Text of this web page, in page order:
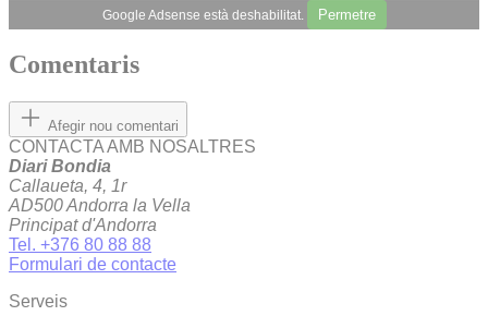
Google Adsense està deshabilitat. Permetre
Comentaris
Afegir nou comentari
CONTACTA AMB NOSALTRES
Diari Bondia
Callaueta, 4, 1r
AD500 Andorra la Vella
Principat d'Andorra
Tel. +376 80 88 88
Formulari de contacte
Serveis